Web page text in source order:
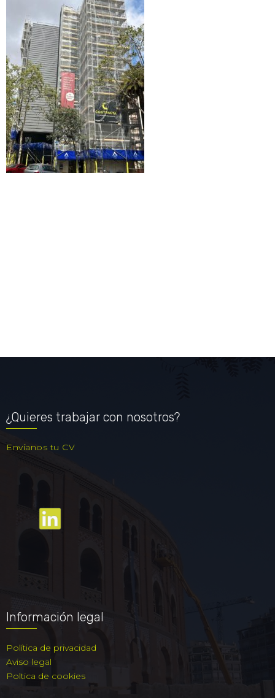
¿Quieres trabajar con nosotros?
Envíanos tu CV
Información legal
Política de privacidad
Aviso legal
Poltica de cookies